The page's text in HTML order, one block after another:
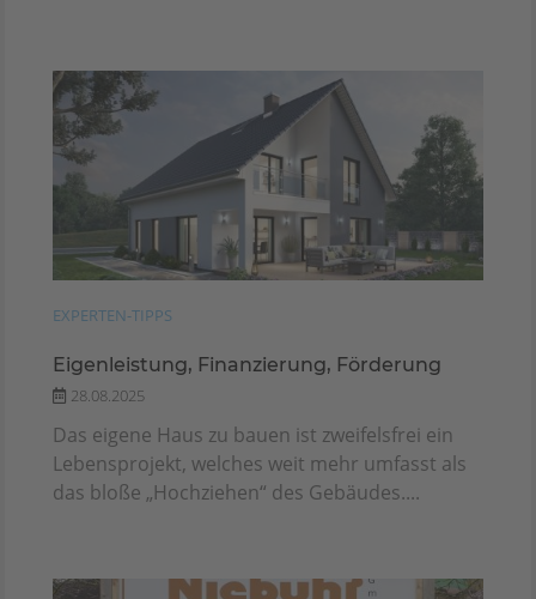
EXPERTEN-TIPPS
Eigenleistung, Finanzierung, Förderung
28.08.2025
Das eigene Haus zu bauen ist zweifelsfrei ein
Lebensprojekt, welches weit mehr umfasst als
das bloße „Hochziehen“ des Gebäudes....